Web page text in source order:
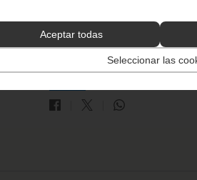
Aceptar todas
Seleccionar las
reflexiona acerca de los
sobre la imagen distorsionada
mucho que aportar…